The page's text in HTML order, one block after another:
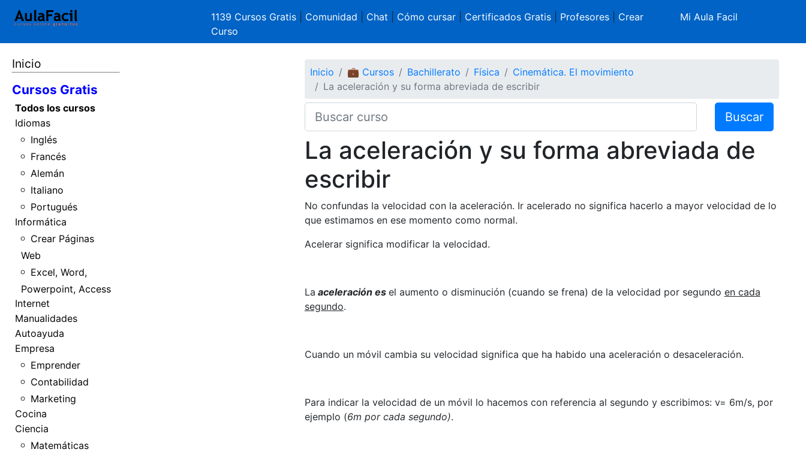
1139 Cursos Gratis Comunidad Chat Cómo cursar| Certificados Gratis| Profesores| Crear
Curso
Mi Aula Facil
Inicio
Cursos Gratis
Todos los cursos
Idiomas
Inglés
Francés
Alemán
Italiano
Portugués
Informática
Crear Páginas
Web
Excel, Word,
Powerpoint, Access
Internet
Manualidades
Autoayuda
Empresa
Emprender
Contabilidad
Marketing
Cocina
Ciencia
Matemáticas
Inicio 💼 Cursos Bachillerato Física
Cinemática. El movimiento
La aceleración y su forma abreviada de escribir
Buscar
La aceleración y su forma abreviada de
escribir
No confundas la velocidad con la aceleración. Ir acelerado no significa hacerlo a mayor velocidad de lo
que estimamos en ese momento como normal.
Acelerar significa modificar la velocidad.
La aceleración es el aumento o disminución (cuando se frena) de la velocidad por segundo en cada
segundo.
Cuando un móvil cambia su velocidad significa que ha habido una aceleración o desaceleración.
Para indicar la velocidad de un móvil lo hacemos con referencia al segundo y escribimos: v= 6m/s, por
ejemplo (6m por cada segundo).